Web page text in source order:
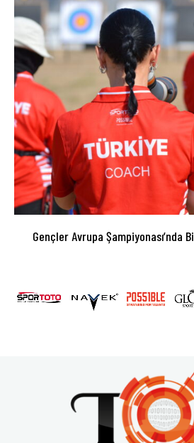
Gençler Avrupa Şampiyonası’nda